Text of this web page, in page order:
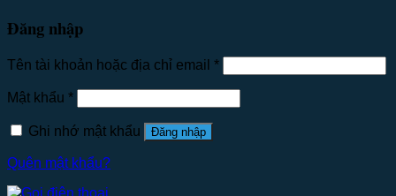
Đăng nhập
Tên tài khoản hoặc địa chỉ email *
Mật khẩu *
Ghi nhớ mật khẩu Đăng nhập
Quên mật khẩu?